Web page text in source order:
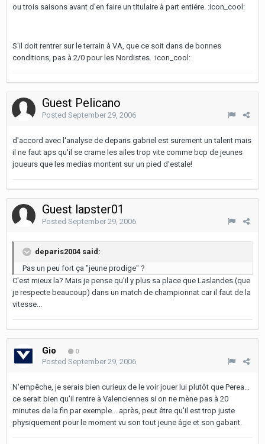
ou trois saisons avant d'en faire un titulaire à part entiére. :icon_cool:
S'il doit rentrer sur le terrain à VA, que ce soit dans de bonnes
conditions, pas à 2/0 pour les Nordistes. :icon_cool:
Guest Pelicano
Posted September 29, 2006
d'accord avec l'analyse de deparis gabriel est surement un talent mais
il ne faut aps qu'il se crame les ailes trop vite comme bcp de jeunes
joueurs que les medias montent sur un pied d'estale!
Guest lapster01
Posted September 29, 2006
deparis2004 said:
Pas un peu fort ça "jeune prodige" ?
C'est mieux la? Mais je pense qu'il y plus sa place que Laslandes (que
je respecte beaucoup) dans un match de championnat car il faut de la
vitesse...
Gio 0
Posted September 29, 2006
N'empêche, je serais bien curieux de le voir jouer lui plutôt que Perea...
ce serait bien qu'il rentre à Valenciennes si on ne mène pas à 20
minutes de la fin par exemple... après, peut être qu'il est trop juste
physiquement pour le moment vu son tout jeune âge et son gabarit.